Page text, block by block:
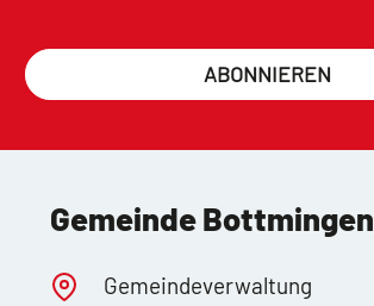
ABONNIEREN
Gemeinde Bottmingen
Gemeindeverwaltung